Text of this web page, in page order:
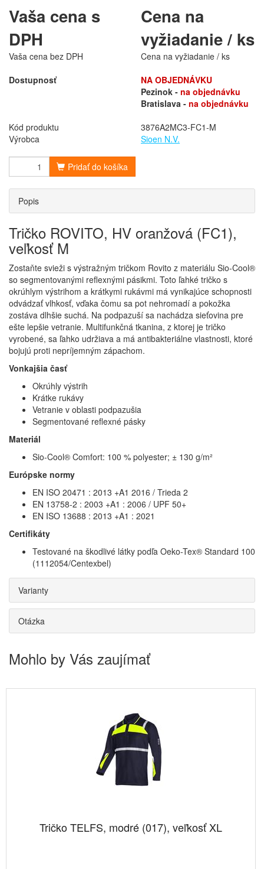
Vaša cena s
DPH
Cena na
vyžiadanie / ks
Vaša cena bez DPH
Cena na vyžiadanie / ks
Dostupnosť
NA OBJEDNÁVKU
Pezinok - na objednávku
Bratislava - na objednávku
Kód produktu
3876A2MC3-FC1-M
Výrobca
Sioen N.V.
Pridať do košíka
Popis
Tričko ROVITO, HV oranžová (FC1),
veľkosť M
Zostaňte svieži s výstražným tričkom Rovito z materiálu Sio-Cool®
so segmentovanými reflexnými pásikmi. Toto ľahké tričko s
okrúhlym výstrihom a krátkymi rukávmi má vynikajúce schopnosti
odvádzať vlhkosť, vďaka čomu sa pot nehromadí a pokožka
zostáva dlhšie suchá. Na podpazuší sa nachádza sieťovina pre
ešte lepšie vetranie. Multifunkčná tkanina, z ktorej je tričko
vyrobené, sa ľahko udržiava a má antibakteriálne vlastnosti, ktoré
bojujú proti nepríjemným zápachom.
Vonkajšia časť
Okrúhly výstrih
Krátke rukávy
Vetranie v oblasti podpazušia
Segmentované reflexné pásky
Materiál
Sio-Cool® Comfort: 100 % polyester; ± 130 g/m²
Európske normy
EN ISO 20471 : 2013 +A1 2016 / Trieda 2
EN 13758-2 : 2003 +A1 : 2006 / UPF 50+
EN ISO 13688 : 2013 +A1 : 2021
Certifikáty
Testované na škodlivé látky podľa Oeko-Tex® Standard 100
(1112054/Centexbel)
Varianty
Otázka
Mohlo by Vás zaujímať
Tričko TELFS, modré (017), veľkosť XL